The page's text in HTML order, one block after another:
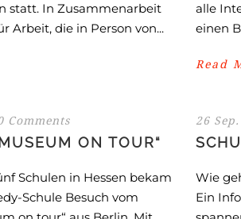
statt. In Zusammenarbeit
Arbeit, die in Person von...
alle
einen
Read
Comments
ON TOUR“
Schulen in Hessen bekam
Schule Besuch vom
26
Wie
Ein